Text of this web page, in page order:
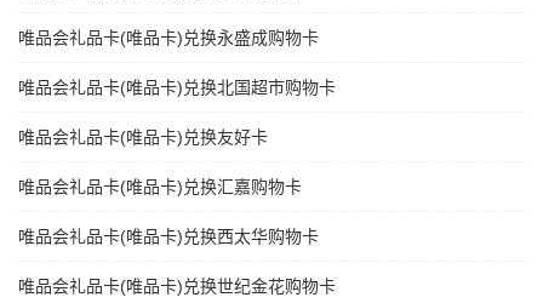
唯品会礼品卡(唯品卡)兑换永盛成购物卡
唯品会礼品卡(唯品卡)兑换北国超市购物卡
唯品会礼品卡(唯品卡)兑换友好卡
唯品会礼品卡(唯品卡)兑换汇嘉购物卡
唯品会礼品卡(唯品卡)兑换西太华购物卡
唯品会礼品卡(唯品卡)兑换世纪金花购物卡